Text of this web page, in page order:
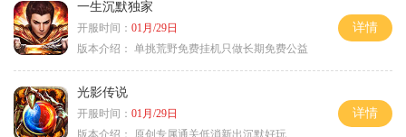
一生沉默独家
开服时间： 01月/29日
版本介绍： 单挑荒野免费挂机只做长期免费公益
详情
光影传说
开服时间： 01月/29日
版本介绍：
原创专属通关低消新出沉默好玩
详情